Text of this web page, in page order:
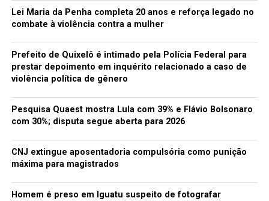
golpes de foice. A Polícia Civil chegou a encontrar
cápsulas de arma de fogo no local.
médico.
O caso continua sendo investigado pela delegacia da
Além disso, a situação também é acompanhada por
representantes dos Direitos Humanos.
Fonte: G1/CE
CRATEÚS
GOLPES DE FACA INCENDIADO
Lei Maria da Penha completa 20 anos e reforça legado no
combate à violência contra a mulher
Prefeito de Quixelô é intimado pela Polícia Federal para
prestar depoimento em inquérito relacionado a caso de
violência política de gênero
Pesquisa Quaest mostra Lula com 39% e Flávio Bolsonaro
com 30%; disputa segue aberta para 2026
CNJ extingue aposentadoria compulsória como punição
máxima para magistrados
Homem é preso em Iguatu suspeito de fotografar